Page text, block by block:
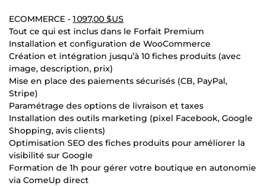
ECOMMERCE - 1 097,00 $US
Tout ce qui est inclus dans le Forfait Premium
Installation et configuration de WooCommerce
Création et intégration jusqu’à 10 fiches produits (avec
image, description, prix)
Mise en place des paiements sécurisés (CB, PayPal,
Stripe)
Paramétrage des options de livraison et taxes
Installation des outils marketing (pixel Facebook, Google
Shopping, avis clients)
Optimisation SEO des fiches produits pour améliorer la
visibilité sur Google
Formation de 1h pour gérer votre boutique en autonomie
via ComeUp direct